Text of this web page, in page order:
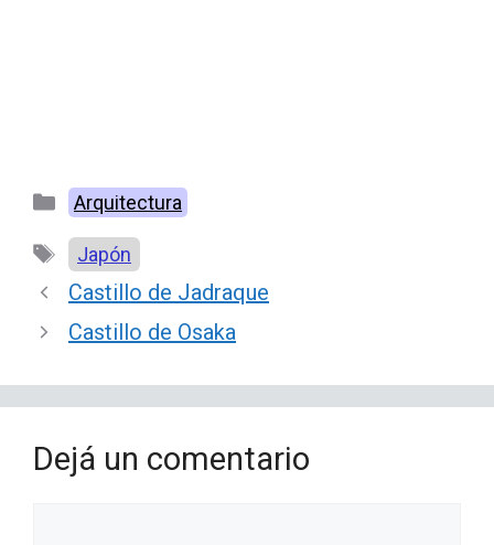
Categorías
Arquitectura
Etiquetas
Japón
Castillo de Jadraque
Castillo de Osaka
Dejá un comentario